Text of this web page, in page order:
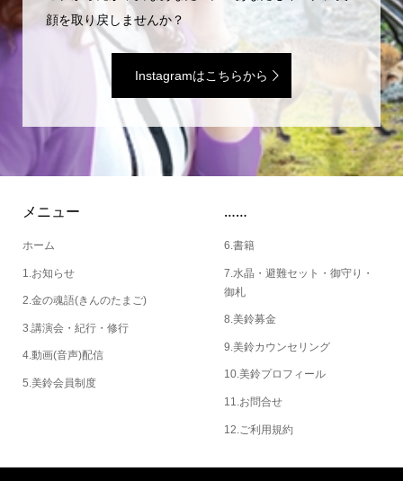
顔を取り戻しませんか？
Instagramはこちらから
メニュー
ホーム
1.お知らせ
2.金の魂語(きんのたまご)
3.講演会・紀行・修行
4.動画(音声)配信
5.美鈴会員制度
……
6.書籍
7.水晶・避難セット・御守り・
御札
8.美鈴募金
9.美鈴カウンセリング
10.美鈴プロフィール
11.お問合せ
12.ご利用規約